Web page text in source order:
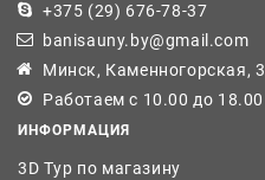
+375 (29) 676-78-37
banisauny.by@gmail.com
Минск, Каменногорская, 3
Работаем с 10.00 до 18.00
ИНФОРМАЦИЯ
3D Тур по магазину